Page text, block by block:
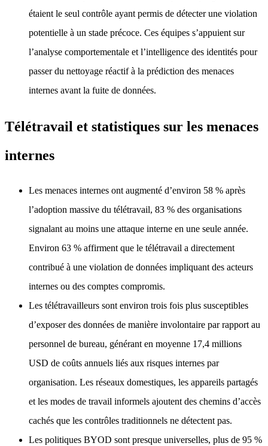
étaient le seul contrôle ayant permis de détecter une violation
potentielle à un stade précoce. Ces équipes s’appuient sur
l’analyse comportementale et l’intelligence des identités pour
passer du nettoyage réactif à la prédiction des menaces
internes avant la fuite de données.
Télétravail et statistiques sur les menaces
internes
Les menaces internes ont augmenté d’environ 58 % après
l’adoption massive du télétravail, 83 % des organisations
signalant au moins une attaque interne en une seule année.
Environ 63 % affirment que le télétravail a directement
contribué à une violation de données impliquant des acteurs
internes ou des comptes compromis.
Les télétravailleurs sont environ trois fois plus susceptibles
d’exposer des données de manière involontaire par rapport au
personnel de bureau, générant en moyenne 17,4 millions
USD de coûts annuels liés aux risques internes par
organisation. Les réseaux domestiques, les appareils partagés
et les modes de travail informels ajoutent des chemins d’accès
cachés que les contrôles traditionnels ne détectent pas.
Les politiques BYOD sont presque universelles, plus de 95 %